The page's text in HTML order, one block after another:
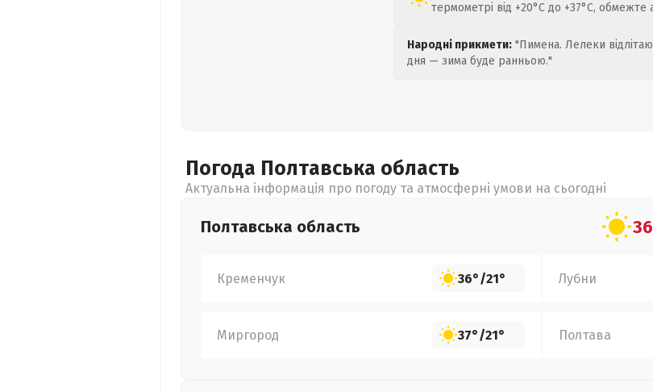
термометрі від +20°C до +37°C, обмежте
Народні прикмети: "Пимена. Лелеки
дня — зима буде ранньою."
Погода Полтавська область
Актуальна інформація про погоду та атмосферні умови на сьогодні
Полтавська область
Кременчук 36°/21° Лубни
Миргород 37°/21° Полтава